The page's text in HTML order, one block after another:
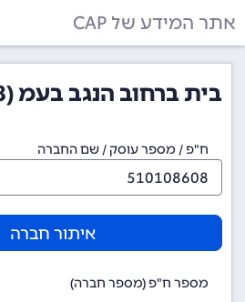
אתר המידע של CAP
בית ברחוב הנגב בעמ (510108608)
ח"פ / מספר עוסק / שם החברה
איתור חברה
מספר ח"פ (מספר חברה)